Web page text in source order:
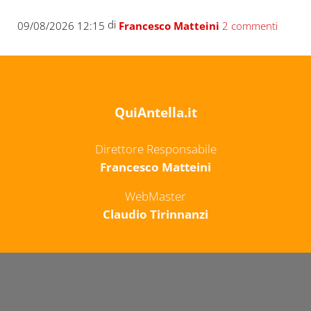
09/08/2026 12:15 di Francesco Matteini 2 commenti
QuiAntella.it
Direttore Responsabile
Francesco Matteini
WebMaster
Claudio Tirinnanzi